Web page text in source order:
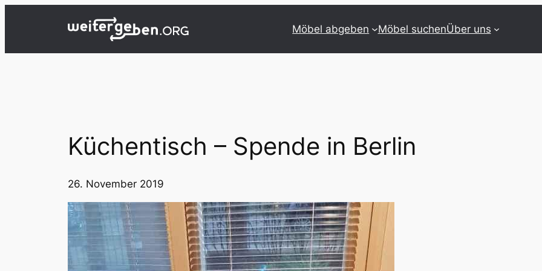
Möbel abgeben Möbel suchenÜber uns
Küchentisch – Spende in Berlin
26. November 2019